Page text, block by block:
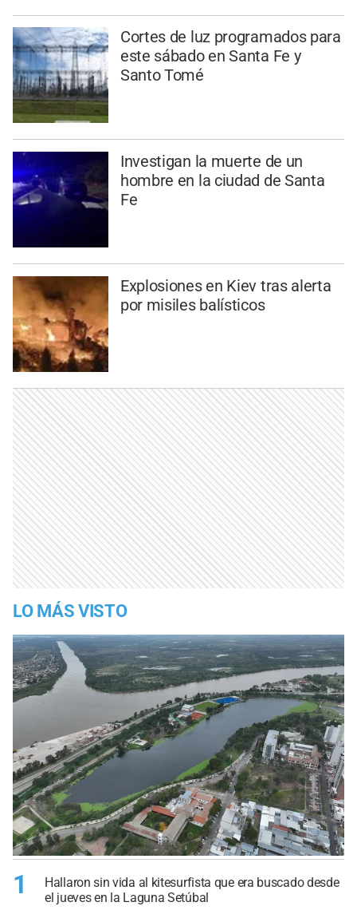
Cortes de luz programados para
este sábado en Santa Fe y
Santo Tomé
Investigan la muerte de un
hombre en la ciudad de Santa
Fe
Explosiones en Kiev tras alerta
por misiles balísticos
LO MÁS VISTO
1
Hallaron sin vida al kitesurfista que era buscado desde
el jueves en la Laguna Setúbal